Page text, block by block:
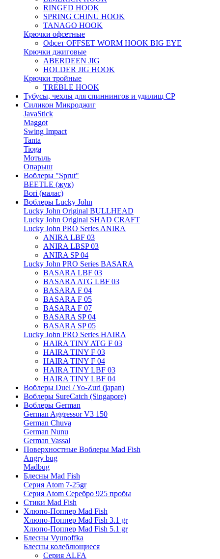
RINGED HOOK
SPRING CHINU HOOK
TANAGO HOOK
Крючки офсетные
Офсет OFFSET WORM HOOK BIG EYE
Крючки джиговые
ABERDEEN JIG
HOLDER JIG HOOK
Крючки тройные
TREBLE HOOK
Тубусы, чехлы для спиннингов и удилищ СР
Силикон Микроджиг
JavaStick
Maggot
Swing Impact
Tanta
Tioga
Мотыль
Опарыш
Воблеры "Sprut"
BEETLE (жук)
Bori (малас)
Воблеры Lucky John
Lucky John Original BULLHEAD
Lucky John Original SHAD CRAFT
Lucky John PRO Series ANIRA
ANIRA LBF 03
ANIRA LBSP 03
ANIRA SP 04
Lucky John PRO Series BASARA
BASARA LBF 03
BASARA ATG LBF 03
BASARA F 04
BASARA F 05
BASARA F 07
BASARA SP 04
BASARA SP 05
Lucky John PRO Series HAIRA
HAIRA TINY ATG F 03
HAIRA TINY F 03
HAIRA TINY F 04
HAIRA TINY LBF 03
HAIRA TINY LBF 04
Воблеры Duel / Yo-Zuri (japan)
Воблеры SureCatch (Singapore)
Воблеры German
German Aggressor V3 150
German Chuva
German Nunu
German Vassal
Поверхностные Воблеры Mad Fish
Angry bug
Madbug
Блесны Mad Fish
Серия Atom 7-25gr
Серия Atom Серебро 925 пробы
Стики Mad Fish
Хлюпо-Поппер Mad Fish
Хлюпо-Поппер Mad Fish 3.1 gr
Хлюпо-Поппер Mad Fish 5.1 gr
Блесны Vyunoffka
Блесны колеблющиеся
Серия ALFA